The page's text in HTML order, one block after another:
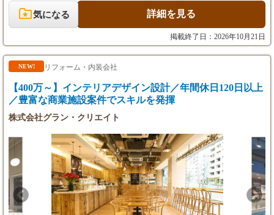
自身が今後どうしていきたいか、やりたいことに合わせて業務内
容を相談しながら決めていきましょう！
気になる 詳細を見る
掲載終了日：2026年10月21日
NEW! リフォーム・内装会社
【400万～】インテリアデザイン設計／年間休日120日以上
／豊富な商業施設案件でスキルを発揮
株式会社グラン・クリエイト